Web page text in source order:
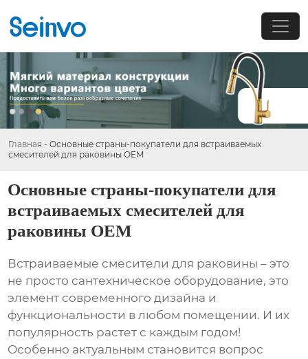
Главная - Основные страны-покупатели для встраиваемых
смесителей для раковины OEM
Основные страны-покупатели для
встраиваемых смесителей для
раковины OEM
Встраиваемые смесители для раковины – это
не просто сантехническое оборудование, это
элемент современного дизайна и
функциональности в любом помещении. И их
популярность растет с каждым годом!
Особенно актуальным становится вопрос